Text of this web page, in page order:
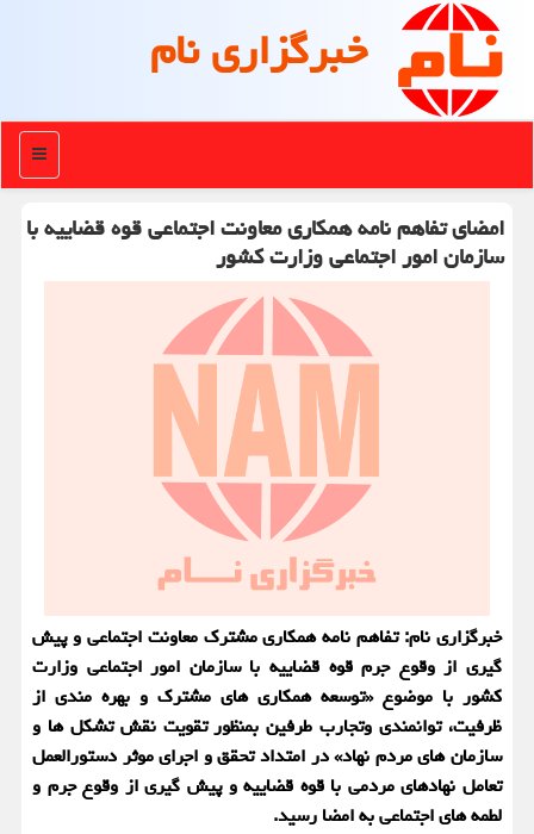
خبرگزاری نام
منو
امضای تفاهم نامه همكاری معاونت اجتماعی قوه قضاییه با
سازمان امور اجتماعی وزارت كشور
خبرگزاری نام: تفاهم نامه همكاری مشترك معاونت اجتماعی و پیش
گیری از وقوع جرم قوه قضاییه با سازمان امور اجتماعی وزارت
كشور با موضوع «توسعه همكاری­ های مشترك و بهره ­مندی از
ظرفیت، توانمندی وتجارب طرفین بمنظور تقویت نقش تشكل­ ها و
سازمان ­های مردم نهاد» در امتداد تحقق و اجرای موثر دستورالعمل
تعامل نهادهای مردمی با قوه قضاییه و پیش گیری از وقوع جرم و
لطمه های اجتماعی به امضا رسید.